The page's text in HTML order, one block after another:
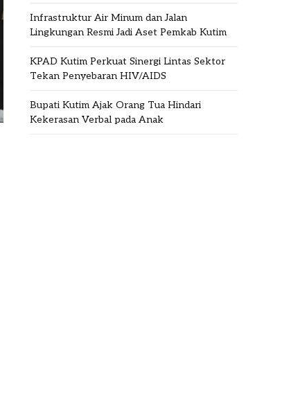
Infrastruktur Air Minum dan Jalan
Lingkungan Resmi Jadi Aset Pemkab Kutim
KPAD Kutim Perkuat Sinergi Lintas Sektor
Tekan Penyebaran HIV/AIDS
Bupati Kutim Ajak Orang Tua Hindari
Kekerasan Verbal pada Anak